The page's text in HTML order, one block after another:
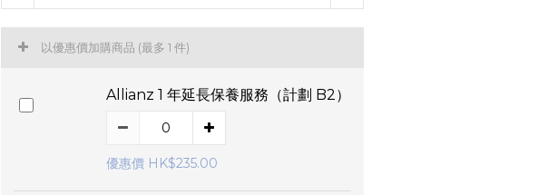
以優惠價加購商品 (最多 1 件)
Allianz 1 年延長保養服務（計劃 B2）
優惠價 HK$235.00